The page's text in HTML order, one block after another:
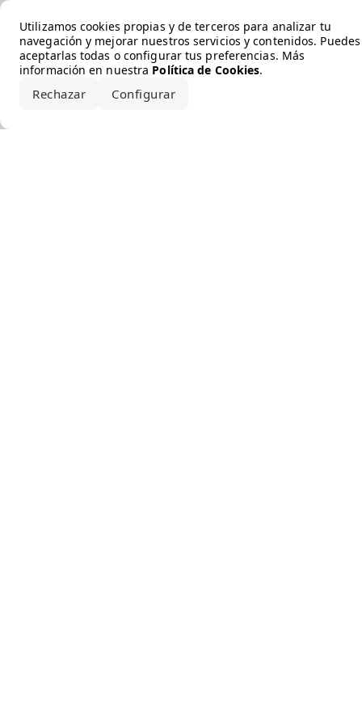
Utilizamos cookies propias y de terceros para analizar tu
navegación y mejorar nuestros servicios y contenidos. Puedes
aceptarlas todas o configurar tus preferencias. Más
información en nuestra Política de Cookies.
Rechazar Configurar
Error loading the brand